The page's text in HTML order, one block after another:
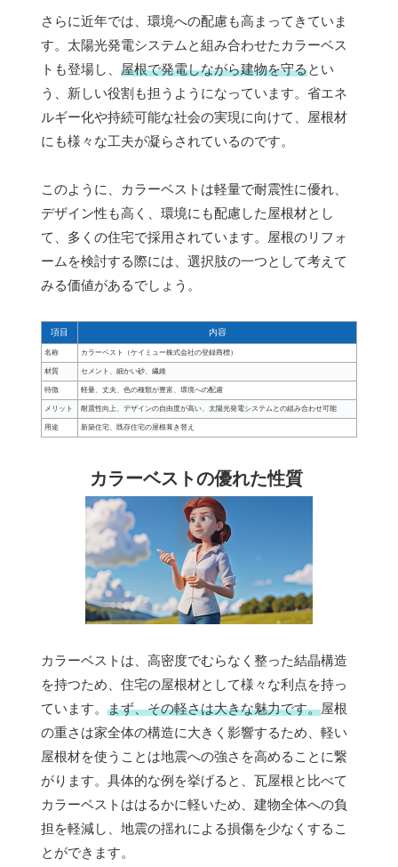
さらに近年では、環境への配慮も高まってきていま
す。太陽光発電システムと組み合わせたカラーベス
トも登場し、 屋根で発電しながら建物を守るとい
う、新しい役割も担うようになっています。省エネ
ルギー化や持続可能な社会の実現に向けて、屋根材
にも様々な工夫が凝らされているのです。
このように、カラーベストは軽量で耐震性に優れ、
デザイン性も高く、環境にも配慮した屋根材とし
て、多くの住宅で採用されています。屋根のリフォ
ームを検討する際には、選択肢の一つとして考えて
みる価値があるでしょう。
項目 内容
名称 カラーベスト（ケイミュー株式会社の登録商標）
材質 セメント、細かい砂、繊維
特徴 軽量、丈夫、色の種類が豊富、環境への配慮
メリット 耐震性向上、デザインの自由度が高い、太陽光発電システムとの組み合わせ可能
用途 新築住宅、既存住宅の屋根葺き替え
カラーベストの優れた性質
カラーベストは、高密度でむらなく整った結晶構造
を持つため、住宅の屋根材として様々な利点を持っ
ています。 まず、その軽さは大きな魅力です。屋根
の重さは家全体の構造に大きく影響するため、軽い
屋根材を使うことは地震への強さを高めることに繋
がります。具体的な例を挙げると、瓦屋根と比べて
カラーベストははるかに軽いため、建物全体への負
担を軽減し、地震の揺れによる損傷を少なくするこ
とができます。